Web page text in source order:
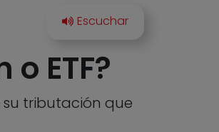
ETF?
su tributación que